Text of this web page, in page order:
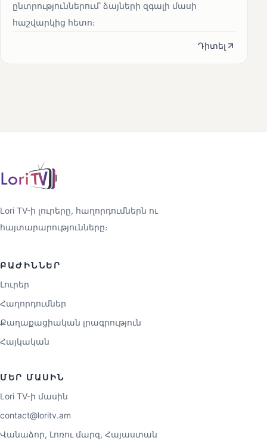
ընտրություններում՝ ձայների զգալի մասի
հաշվարկից հետո։
Դիտել
Lori TV-ի լուրերը, հաղորդումներն ու
հայտարարությունները։
ԲԱԺԻՆՆԵՐ
Լուրեր
Հաղորդումներ
Քաղաքացիական լրագրություն
Հայկական
ՄԵՐ ՄԱՍԻՆ
Lori TV-ի մասին
contact@loritv.am
Վանաձոր, Լոռու մարզ, Հայաստան